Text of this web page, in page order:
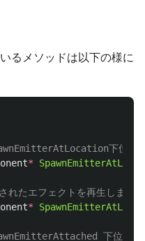
るメソッドは以下の様に
下位互
*
たエフェクトを再生します
*
下位互換